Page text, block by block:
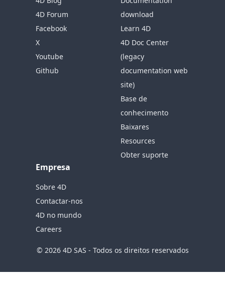
4D Forum
Facebook
X
Youtube
Github
download
Learn 4D
4D Doc Center
(legacy
documentation web
site)
Base de
conhecimento
Baixares
Resources
Obter suporte
Empresa
Sobre 4D
Contactar-nos
4D no mundo
Careers
© 2026 4D SAS - Todos os direitos reservados